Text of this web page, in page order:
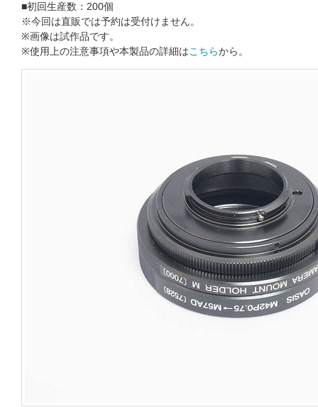
■初回生産数：200個
※今回は直販では予約は受付けません。
※画像は試作品です。
※使用上の注意事項や本製品の詳細はこちらから。